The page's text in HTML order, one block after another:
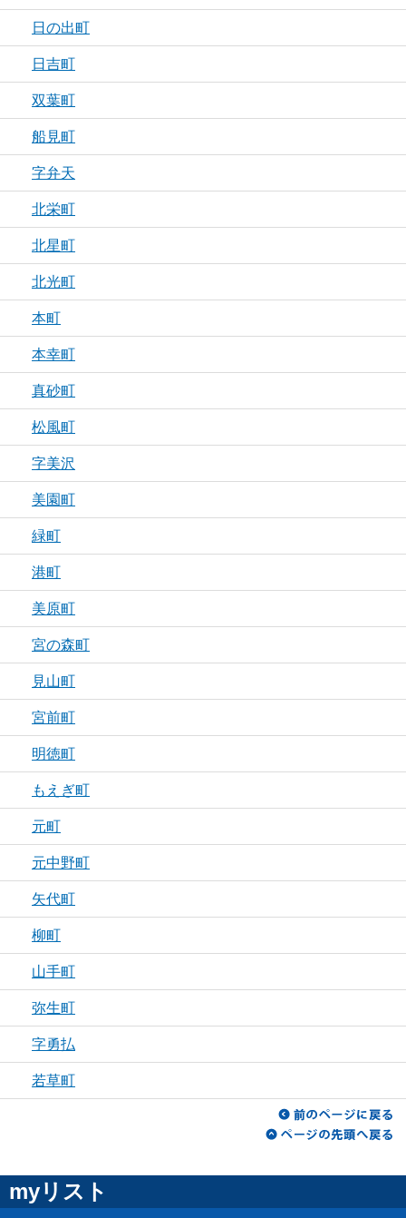
日の出町
日吉町
双葉町
船見町
字弁天
北栄町
北星町
北光町
本町
本幸町
真砂町
松風町
字美沢
美園町
緑町
港町
美原町
宮の森町
見山町
宮前町
明徳町
もえぎ町
元町
元中野町
矢代町
柳町
山手町
弥生町
字勇払
若草町
myリスト